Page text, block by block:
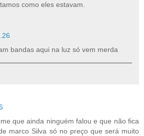
como eles estavam.
bandas aqui na luz só vem merda
que ainda ninguém falou e que não fica
marco Silva só no preço que será muito